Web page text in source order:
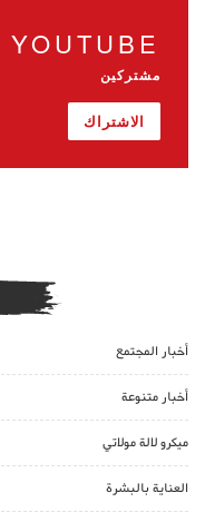
YOUTUBE
مشتركين
الاشتراك
أخبار المجتمع
أخبار متنوعة
ميكرو لالة مولاتي
العناية بالبشرة